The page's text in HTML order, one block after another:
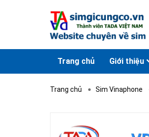
Trang chủ Giới thiệu
Trang chủ Sim Vinaphone